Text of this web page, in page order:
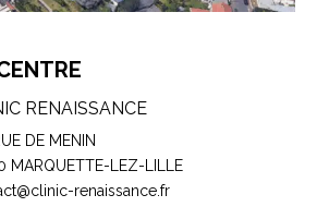
RENAISSANCE
DE MENIN
MARQUETTE-LEZ-LILLE
renaissance.fr